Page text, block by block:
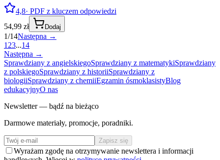
4,8· PDF z kluczem odpowiedzi
54,99 zł
Dodaj
1/14Następna →
1 23...14
Następna →
Sprawdziany z angielskiegoSprawdziany z matematykiSprawdziany
z polskiegoSprawdziany z historiiSprawdziany z
biologiiSprawdziany z chemiiEgzamin ósmoklasistyBlog
edukacyjnyO nas
Newsletter — bądź na bieżąco
Darmowe materiały, promocje, poradniki.
Zapisz się
Wyrażam zgodę na otrzymywanie newslettera i informacji